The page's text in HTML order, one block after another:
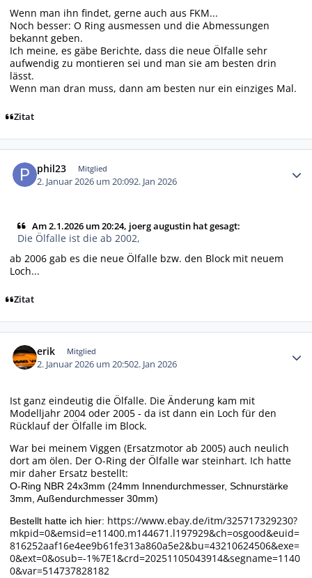
Wenn man ihn findet, gerne auch aus FKM...
Noch besser: O Ring ausmessen und die Abmessungen
bekannt geben.
Ich meine, es gäbe Berichte, dass die neue Ölfalle sehr
aufwendig zu montieren sei und man sie am besten drin
lässt.
Wenn man dran muss, dann am besten nur ein einziges Mal.
Zitat
phil23 Mitglied
2. Januar 2026 um 20:092. Jan 2026
Am 2.1.2026 um 20:24, joerg augustin hat gesagt:
Die Ölfalle ist die ab 2002,
ab 2006 gab es die neue Ölfalle bzw. den Block mit neuem
Loch...
Zitat
erik Mitglied
2. Januar 2026 um 20:502. Jan 2026
Ist ganz eindeutig die Ölfalle. Die Änderung kam mit
Modelljahr 2004 oder 2005 - da ist dann ein Loch für den
Rücklauf der Ölfalle im Block.
War bei meinem Viggen (Ersatzmotor ab 2005) auch neulich
dort am ölen. Der O-Ring der Ölfalle war steinhart. Ich hatte
mir daher Ersatz bestellt:
O-Ring NBR 24x3mm (24mm Innendurchmesser, Schnurstärke
3mm, Außendurchmesser 30mm)
Bestellt hatte ich hier: https://www.ebay.de/itm/325717329230?
mkpid=0&emsid=e11400.m144671.l197929&ch=osgood&euid=
816252aaf16e4ee9b61fe313a860a5e2&bu=43210624506&exe=
0&ext=0&osub=-1%7E1&crd=20251105043914&segname=1140
0&var=514737828182